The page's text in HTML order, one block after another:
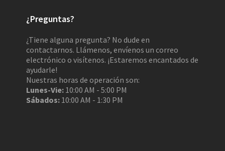
¿Preguntas?
¿Tiene alguna pregunta? No dude en
contactarnos. Llámenos, envíenos un correo
electrónico o visítenos. ¡Estaremos encantados de
ayudarle!
Nuestras horas de operación son:
Lunes-Vie: 10:00 AM - 5:00 PM
Sábados: 10:00 AM - 1:30 PM